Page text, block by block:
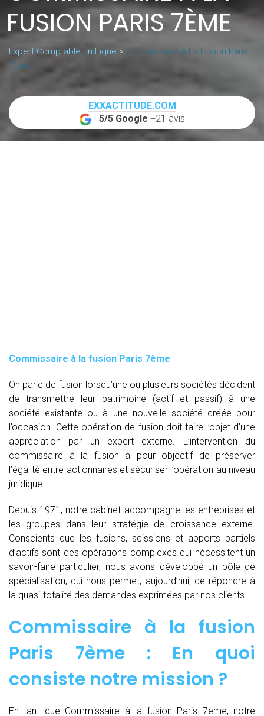
FUSION PARIS 7ÈME
Expert Comptable En Ligne > Commissaire À La Fusion Paris
7ème
EXXACTITUDE.COM
5/5 Google +21 avis
Commissaire à la fusion Paris 7ème
On parle de fusion lorsqu’une ou plusieurs sociétés décident
de transmettre leur patrimoine (actif et passif) à une
société existante ou à une nouvelle société créée pour
l’occasion. Cette opération de fusion doit faire l’objet d’une
appréciation par un expert externe. L’intervention du
commissaire à la fusion
a pour objectif de préserver
l’égalité entre actionnaires et sécuriser l’opération au niveau
juridique.
Depuis 1971, notre cabinet accompagne les entreprises et
les groupes dans leur stratégie de croissance externe.
Conscients que les fusions, scissions et apports partiels
d’actifs sont des opérations complexes qui nécessitent un
savoir-faire particulier, nous avons développé un pôle de
spécialisation, qui nous permet, aujourd’hui, de répondre à
la quasi-totalité des demandes exprimées par nos clients.
Commissaire à la fusion
Paris 7ème : En quoi
consiste notre mission ?
En tant que Commissaire à la fusion Paris 7ème, notre